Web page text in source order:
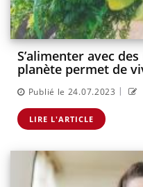
S’alimenter avec
planète permet de
Publié le 24.07.2023 |
LIRE L'ARTICLE